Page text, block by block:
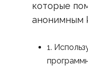
которые
анонимным
1.